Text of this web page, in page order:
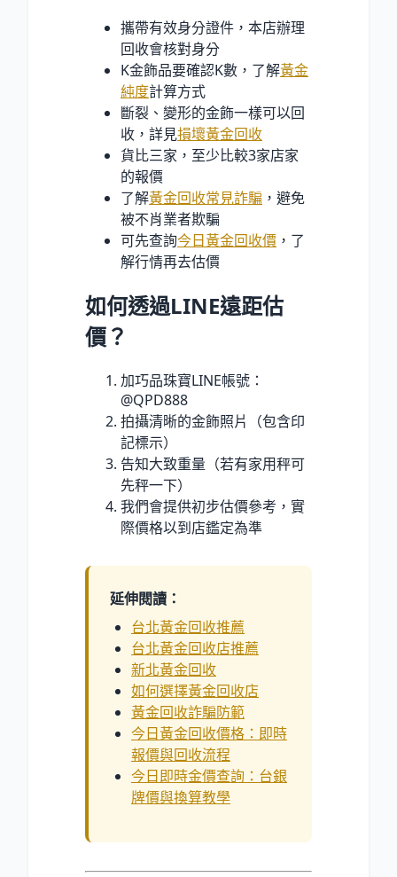
攜帶有效身分證件，本店辦理
回收會核對身分
K金飾品要確認K數，了解黃金
純度計算方式
斷裂、變形的金飾一樣可以回
收，詳見損壞黃金回收
貨比三家，至少比較3家店家
的報價
了解黃金回收常見詐騙 ，避免
被不肖業者欺騙
可先查詢今日黃金回收價 ，了
解行情再去估價
如何透過LINE遠距估
價？
加巧品珠寶LINE帳號：
@QPD888
拍攝清晰的金飾照片（包含印
記標示）
告知大致重量（若有家用秤可
先秤一下）
我們會提供初步估價參考，實
際價格以到店鑑定為準
延伸閱讀：
台北黃金回收推薦
台北黃金回收店推薦
新北黃金回收
如何選擇黃金回收店
黃金回收詐騙防範
今日黃金回收價格：即時
報價與回收流程
今日即時金價查詢：台銀
牌價與換算教學